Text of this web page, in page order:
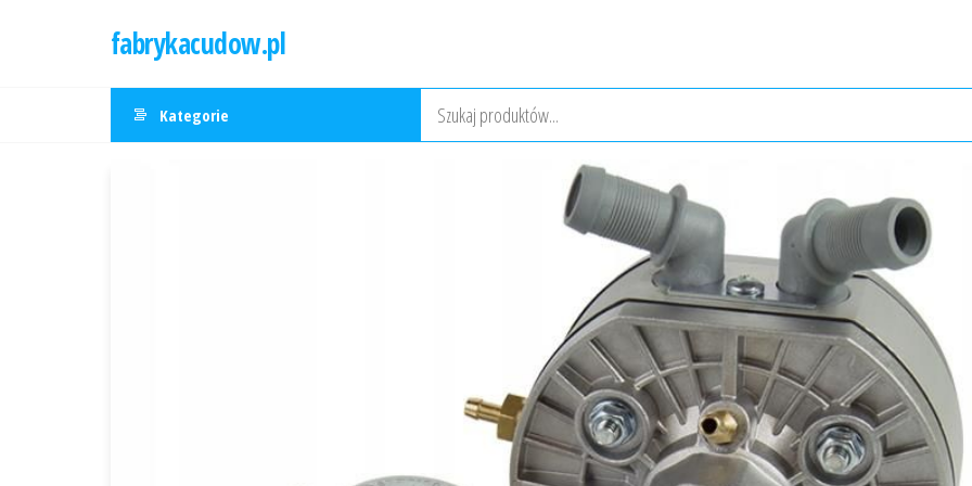
fabrykacudow.pl
Kategorie